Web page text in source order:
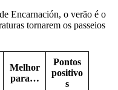
Encarnación, o verão é o
tornarem os passeios
Melhor
para…
Pontos
positivo
s